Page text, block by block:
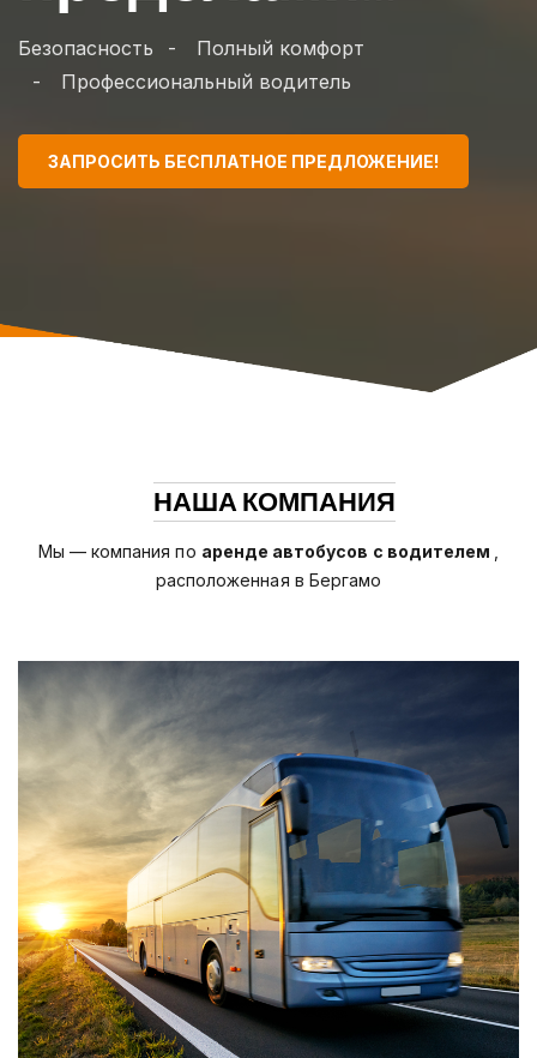
Безопасность
Полный комфорт
Профессиональный водитель
ЗАПРОСИТЬ БЕСПЛАТНОЕ ПРЕДЛОЖЕНИЕ!
НАША КОМПАНИЯ
Мы — компания по аренде автобусов с водителем
расположенная в Бергамо